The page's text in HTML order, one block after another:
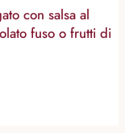
con salsa al
fuso o frutti di